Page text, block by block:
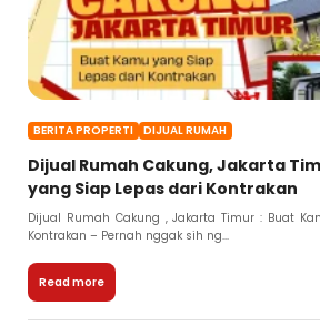
BERITA PROPERTI DIJUAL RUMAH
Dijual Rumah Cakung, Jakarta
yang Siap Lepas dari Kontrakan
Dijual Rumah Cakung , Jakarta Timur : Buat
Kontrakan – Pernah nggak sih ng...
Read more